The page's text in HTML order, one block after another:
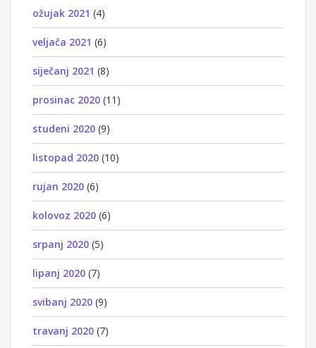
ožujak 2021 (4)
veljača 2021 (6)
siječanj 2021 (8)
prosinac 2020 (11)
studeni 2020 (9)
listopad 2020 (10)
rujan 2020 (6)
kolovoz 2020 (6)
srpanj 2020 (5)
lipanj 2020 (7)
svibanj 2020 (9)
travanj 2020 (7)